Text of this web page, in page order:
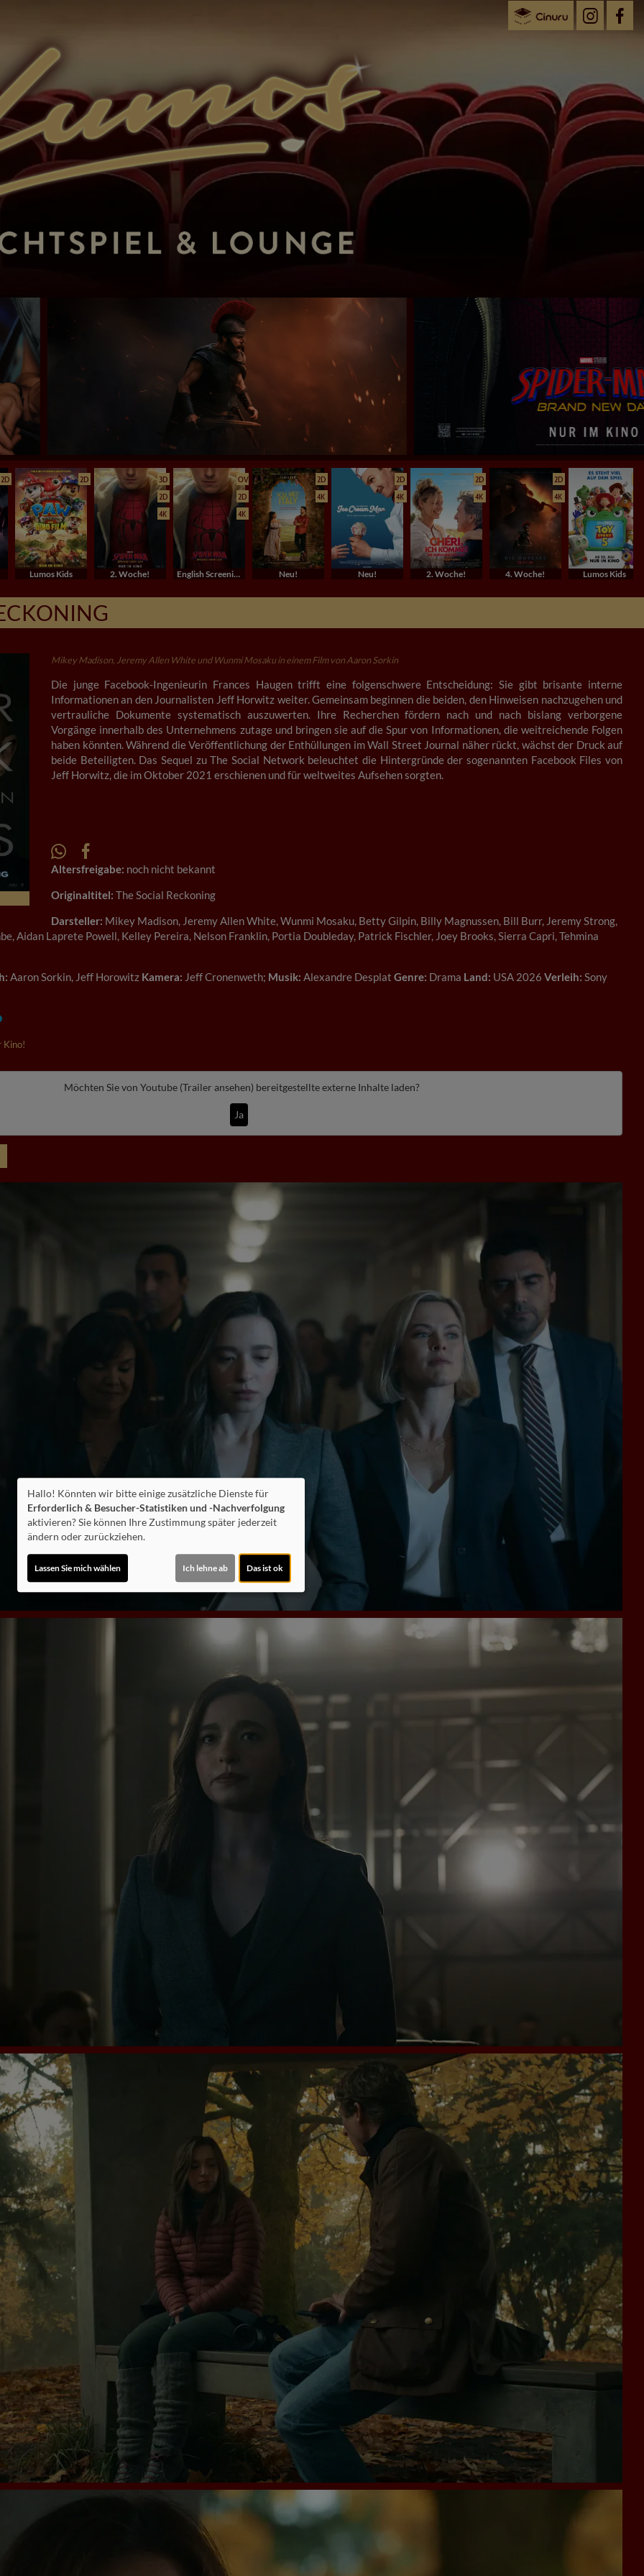
2D 2D
Lumos Kids
3D
2D
4K
2. Woche!
OV
2D
4K
English Screenings (OV/OmU)
2D
4K
Neu!
2D
4K
Neu!
2D
4K
2. Woche!
2D
4K
4. Woche! Lumos Kids
Mikey Madison, Jeremy Allen White und Wunmi Mosaku in einem Film von Aaron Sorkin
Die junge Facebook-Ingenieurin Frances Haugen trifft eine folgenschwere Entscheidung: Sie gibt brisante interne
Informationen an den Journalisten Jeff Horwitz weiter. Gemeinsam beginnen die beiden, den Hinweisen nachzugehen und
vertrauliche Dokumente systematisch auszuwerten. Ihre Recherchen fördern nach und nach bislang verborgene
Vorgänge innerhalb des Unternehmens zutage und bringen sie auf die Spur von Informationen, die weitreichende Folgen
haben könnten. Während die Veröffentlichung der Enthüllungen im Wall Street Journal näher rückt, wächst der Druck auf
beide Beteiligten. Das Sequel zu The Social Network beleuchtet die Hintergründe der sogenannten Facebook Files von
Jeff Horwitz, die im Oktober 2021 erschienen und für weltweites Aufsehen sorgten.
Altersfreigabe: noch nicht bekannt
Originaltitel: The Social Reckoning
Darsteller: Mikey Madison, Jeremy Allen White, Wunmi Mosaku, Betty Gilpin, Billy Magnussen, Bill Burr, Jeremy Strong,
Aidan Laprete Powell, Kelley Pereira, Nelson Franklin, Portia Doubleday, Patrick Fischler, Joey Brooks, Sierra Capri, Tehmina
Aaron Sorkin, Jeff Horowitz Kamera: Jeff Cronenweth; Musik: Alexandre Desplat Genre: Drama Land: USA 2026 Verleih: Sony
Kino!
Möchten Sie von Youtube (Trailer ansehen) bereitgestellte externe Inhalte laden?
Ja
Hallo! Könnten wir bitte einige zusätzliche Dienste für
Erforderlich & Besucher-Statistiken und -Nachverfolgung
aktivieren? Sie können Ihre Zustimmung später jederzeit
ändern oder zurückziehen.
Lassen Sie mich wählen Ich lehne ab Das ist ok